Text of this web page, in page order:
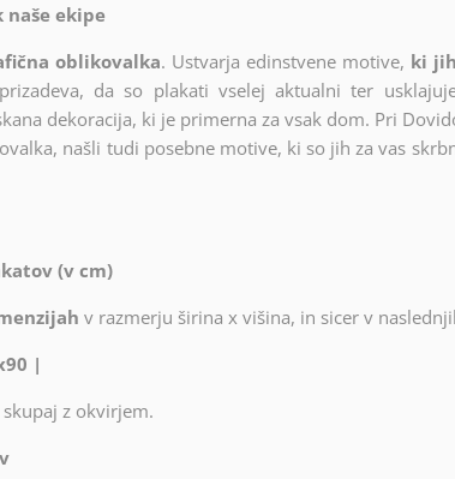
ekipe
oblikovalka. Ustvarja edinstvene motive, ki
da so plakati vselej aktualni ter
dekoracija, ki je primerna za vsak dom. Pri
našli tudi posebne motive, ki so jih za vas
(v cm)
v razmerju širina x višina, in sicer v
|
z okvirjem.